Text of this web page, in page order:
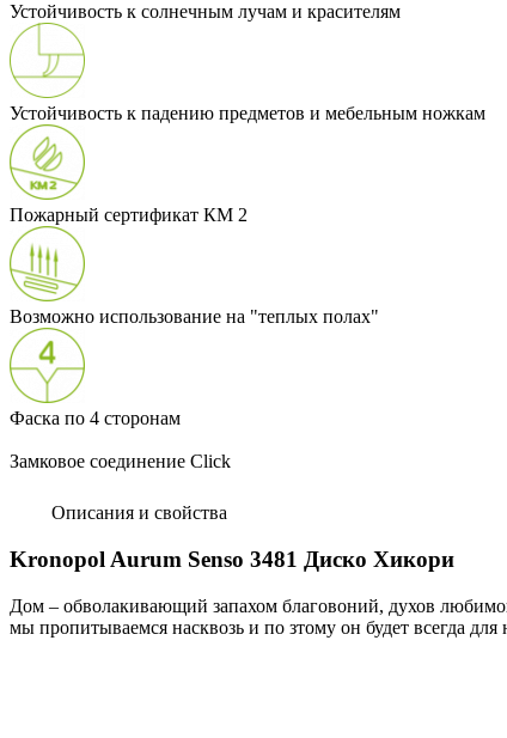
Устойчивость к солнечным лучам и красителям
Устойчивость к падению предметов и мебельным ножкам
Пожарный сертификат КМ 2
Возможно использование на "теплых полах"
Фаска по 4 сторонам
Замковое соединение Click
Описания и свойства
Kronopol Aurum Senso 3481 Диско Хикори
Дом – обволакивающий запахом благовоний, духов
мы пропитываемся насквозь и по зтому он будет всегда